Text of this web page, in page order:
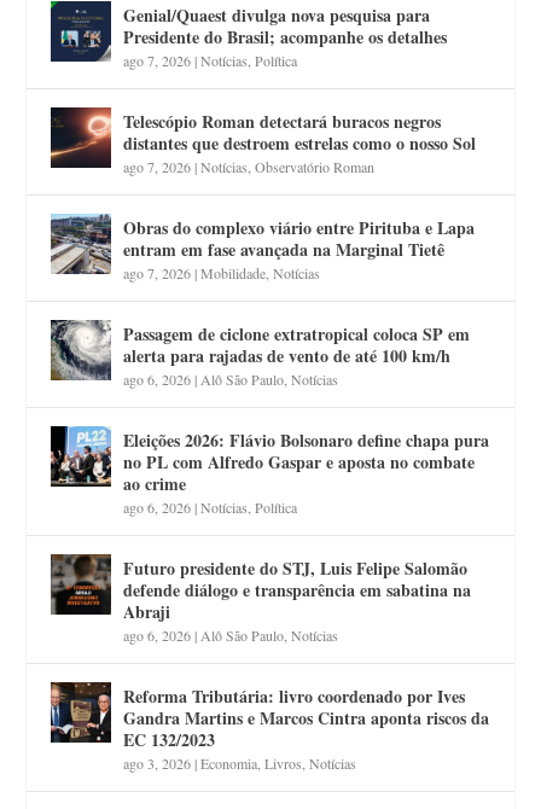
Genial/Quaest divulga nova pesquisa para
Presidente do Brasil; acompanhe os detalhes
ago 7, 2026|Notícias ,Política
Telescópio Roman detectará buracos negros
distantes que destroem estrelas como o nosso Sol
ago 7, 2026|Notícias ,Observatório Roman
Obras do complexo viário entre Pirituba e Lapa
entram em fase avançada na Marginal Tietê
ago 7, 2026|Mobilidade ,Notícias
Passagem de ciclone extratropical coloca SP em
alerta para rajadas de vento de até 100 km/h
ago 6, 2026| Alô São Paulo ,Notícias
Eleições 2026: Flávio Bolsonaro define chapa pura
no PL com Alfredo Gaspar e aposta no combate
ao crime
ago 6, 2026|Notícias ,Política
Futuro presidente do STJ, Luis Felipe Salomão
defende diálogo e transparência em sabatina na
Abraji
ago 6, 2026| Alô São Paulo ,Notícias
Reforma Tributária: livro coordenado por Ives
Gandra Martins e Marcos Cintra aponta riscos da
EC 132/2023
ago 3, 2026|Economia ,Livros ,Notícias